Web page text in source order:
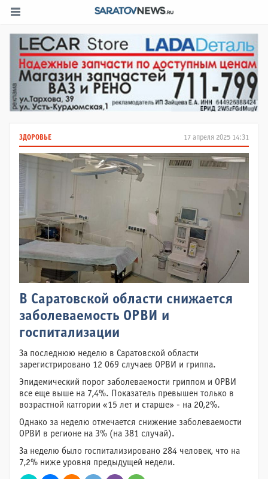
17 апреля 2025 14:31
ЗДОРОВЬЕ
В Саратовской области снижается
заболеваемость ОРВИ и
госпитализации
За последнюю неделю в Саратовской области
зарегистрировано 12 069 случаев ОРВИ и гриппа.
Эпидемический порог заболеваемости гриппом и ОРВИ
все еще выше на 7,4%. Показатель превышен только в
возрастной катгории «15 лет и старше» - на 20,2%.
Однако за неделю отмечается снижение заболеваемости
ОРВИ в регионе на 3% (на 381 случай).
За неделю было госпитализировано 284 человек, что на
7,2% ниже уровня предыдущей недели.